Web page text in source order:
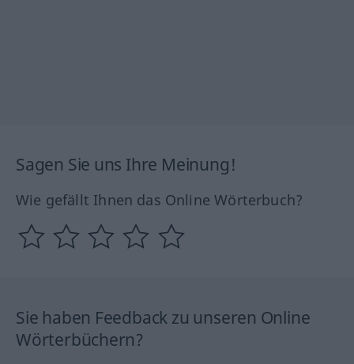
Sagen Sie uns Ihre Meinung!
Wie gefällt Ihnen das Online Wörterbuch?
Sie haben Feedback zu unseren Online
Wörterbüchern?